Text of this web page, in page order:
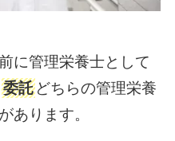
に管理栄養士として
委託どちらの管理栄養
あります。